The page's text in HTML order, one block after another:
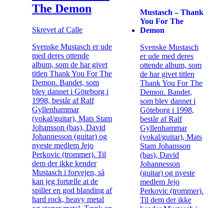
The Demon
Skrevet af Calle
Svenske Mustasch er ude
med deres ottende
album, som de har givet
titlen Thank You For The
Demon. Bandet, som
blev dannet i Göteborg i
1998, består af Ralf
Gyllenhammar
(vokal/guitar), Mats Stam
Johansson (bas), David
Johannesson (guitar) og
nyeste medlem Jejo
Perkovic (trommer). Til
dem der ikke kender
Mustasch i forvejen, så
kan jeg fortælle at de
spiller en god blanding af
hard rock, heavy metal
Mustasch – Thank
You For The
Demon
Svenske Mustasch
er ude med deres
ottende album, som
de har givet titlen
Thank You For The
Demon. Bandet,
som blev dannet i
Göteborg i 1998,
består af Ralf
Gyllenhammar
(vokal/guitar), Mats
Stam Johansson
(bas), David
Johannesson
(guitar) og nyeste
medlem Jejo
Perkovic (trommer).
Til dem der ikke